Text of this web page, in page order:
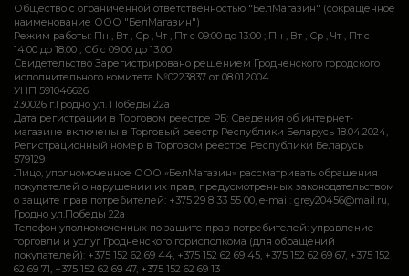
Общество с ограниченной ответственностью "БелМагазин" (сокращенное
наименование ООО "БелМагазин")
Режим работы: Пн , Вт , Ср , Чт , Пт c 09:00 до 13:00 ; Пн , Вт , Ср , Чт , Пт c
14:00 до 18:00 ; Сб c 09:00 до 13:00
Свидетельство Зарегистрировано решением Гродненского городского
исполнительного комитета №0223837 от 08.01.2004
УНП 591046626
230026 г.Гродно ул. Победы 22а
Дата регистрации в Торговом реестре РБ: Сведения об интернет-
магазине включены в Торговый реестр Республики Беларусь 18.04.2024,
Регистрационный номер в Торговом реестре Республики Беларусь
579129
Лицо, уполномоченное ООО «БелМагазин» рассматривать обращения
покупателей о нарушении их прав, предусмотренных законодательством
о защите прав потребителей: +375 29 8 33 55 00, e-mail: grey20456@mail.ru,
Гродно ул.Победы 22а
Телефон уполномоченных по защите прав потребителей: управление
торговли и услуг Гродненского горисполкома (для обращений
покупателей): +375 152 62 69 44, +375 152 62 69 45, +375 152 62 69 67, +375 152
62 69 71, +375 152 62 69 47, +375 152 62 69 13